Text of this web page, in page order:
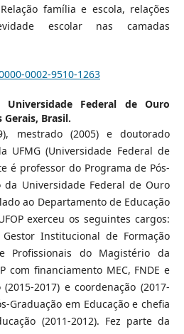
família e escola, relações
escolar nas camadas
0002-9510-1263
Universidade Federal de Ouro
Brasil.
mestrado (2005) e doutorado
UFMG (Universidade Federal de
é professor do Programa de Pós-
da Universidade Federal de Ouro
ao Departamento de Educação
exerceu os seguintes cargos:
Institucional de Formação
Profissionais do Magistério da
com financiamento MEC, FNDE e
(2015-2017) e coordenação (2017-
Graduação em Educação e chefia
(2011-2012). Fez parte da